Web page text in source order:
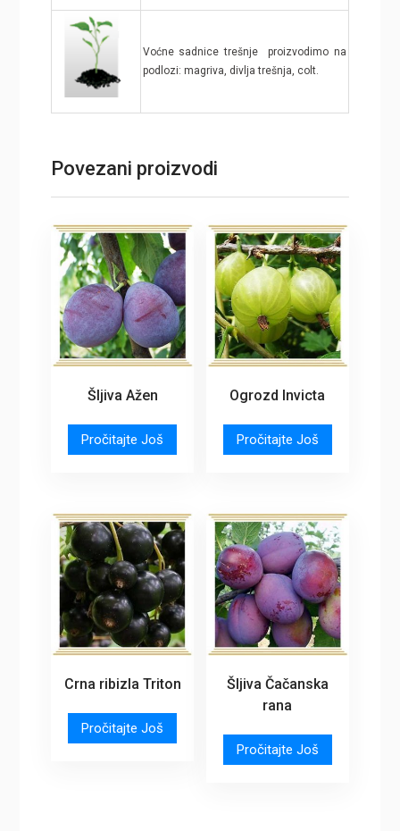
Voćne sadnice trešnje proizvodimo na
podlozi: magriva, divlja trešnja, colt.
Povezani proizvodi
Šljiva Ažen
Pročitajte Još
Ogrozd Invicta
Pročitajte Još
Crna ribizla Triton
Pročitajte Još
Šljiva Čačanska
rana
Pročitajte Još